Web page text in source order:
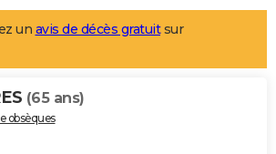
un avis de décès gratuitsur
(65 ans)
obsèques